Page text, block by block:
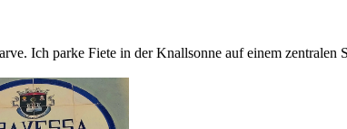
Ich parke Fiete in der Knallsonne auf einem zentralen